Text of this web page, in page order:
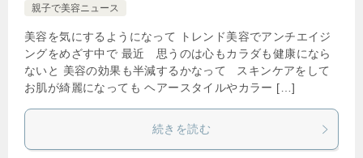
親子で美容ニュース
美容を気にするようになって トレンド美容でアンチエイジ
ングをめざす中で 最近 思うのは心もカラダも健康になら
ないと 美容の効果も半減するかなって スキンケアをして
お肌が綺麗になっても ヘアースタイルやカラー […]
続きを読む